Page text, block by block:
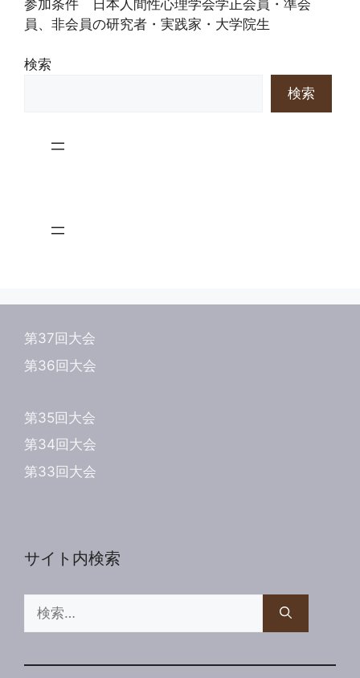
参加条件 日本人間性心理学会学正会員・準会
員、非会員の研究者・実践家・大学院生
検索
検索
第37回大会
第36回大会
第35回大会
第34回大会
第33回大会
サイト内検索
索: